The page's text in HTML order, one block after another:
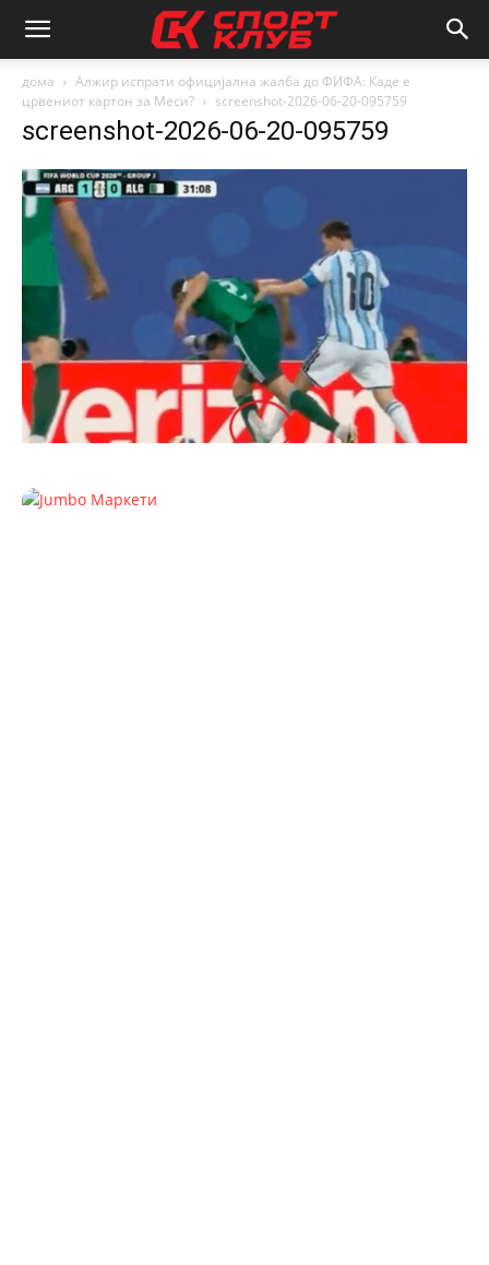
дома
Алжир испрати официјална жалба до ФИФА: Каде е
црвениот картон за Меси?
screenshot-2026-06-20-095759
screenshot-2026-06-20-095759